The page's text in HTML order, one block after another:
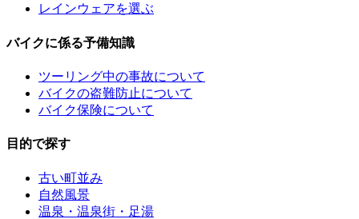
レインウェアを選ぶ
バイクに係る予備知識
ツーリング中の事故について
バイクの盗難防止について
バイク保険について
目的で探す
古い町並み
自然風景
温泉・温泉街・足湯